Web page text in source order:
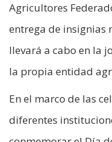
Agricultores
entrega de insignias
llevará a cabo en la
la propia entidad
En el marco de las
diferentes